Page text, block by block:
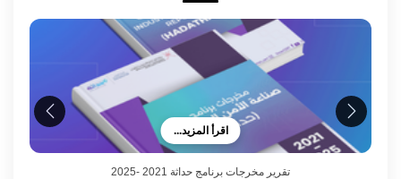
اقرأ المزيد...
تقرير مخرجات برنامج حداثة 2021 -2025